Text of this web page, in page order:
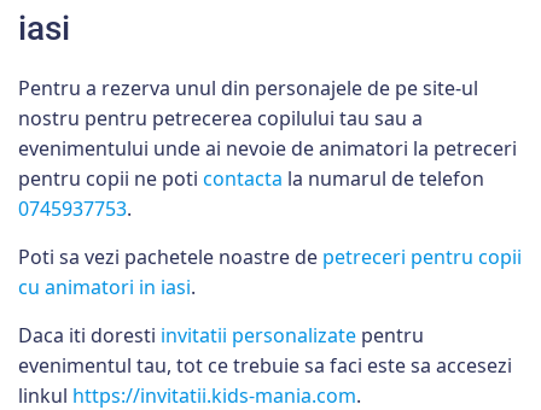
iasi
Pentru a rezerva unul din personajele de pe site-ul
nostru pentru petrecerea copilului tau sau a
evenimentului unde ai nevoie de animatori la petreceri
pentru copii ne poti contacta la numarul de telefon
0745937753.
Poti sa vezi pachetele noastre de petreceri pentru copii
cu animatori in iasi.
Daca iti doresti invitatii personalizate pentru
evenimentul tau, tot ce trebuie sa faci este sa accesezi
linkul https://invitatii.kids-mania.com.